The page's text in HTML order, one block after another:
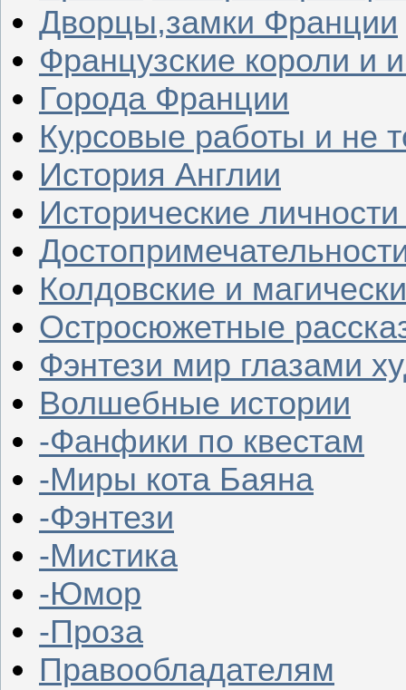
Дворцы,замки Франции
Французские короли и
Города Франции
Курсовые работы и не
История Англии
Исторические
Колдовские и
Остросюжетные
Фэнтези мир глазами
Волшебные истории
-Фанфики по квестам
-Миры кота Баяна
-Фэнтези
-Мистика
-Юмор
-Проза
Правообладателям